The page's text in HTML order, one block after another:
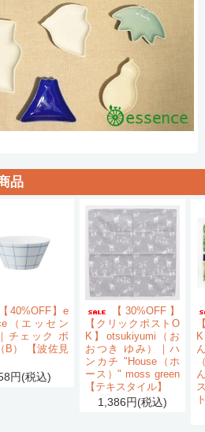
品
【40%OFF】e
（エッセン
チェック ボ
B） 【波佐見
円(税込)
【30%OFF】
【クリックポストO
K】otsukiyumi（お
おつき ゆみ）｜ハ
ンカチ "House（ホ
ース）" moss green
【テキスタイル】
1,386円(税込)